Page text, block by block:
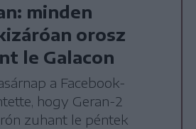
minden
orosz
le Galacon
a Facebook-
hogy Geran-2
zuhant le péntek